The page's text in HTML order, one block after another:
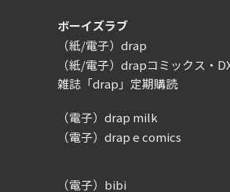
ボーイズラブ
（紙/電子）drap
（紙/電子）drapコミックス・
雑誌「drap」定期購読
（電子）drap milk
（電子）drap e comics
（電子）bibi